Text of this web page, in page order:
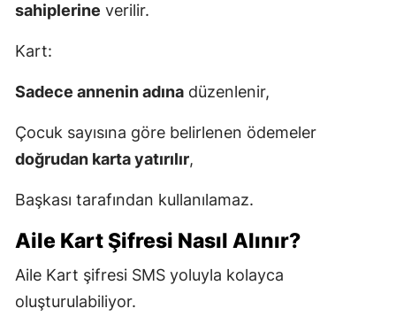
sahiplerine verilir.
Kart:
Sadece annenin adına düzenlenir,
Çocuk sayısına göre belirlenen ödemeler
doğrudan karta yatırılır,
Başkası tarafından kullanılamaz.
Aile Kart Şifresi Nasıl Alınır?
Aile Kart şifresi SMS yoluyla kolayca
oluşturulabiliyor.